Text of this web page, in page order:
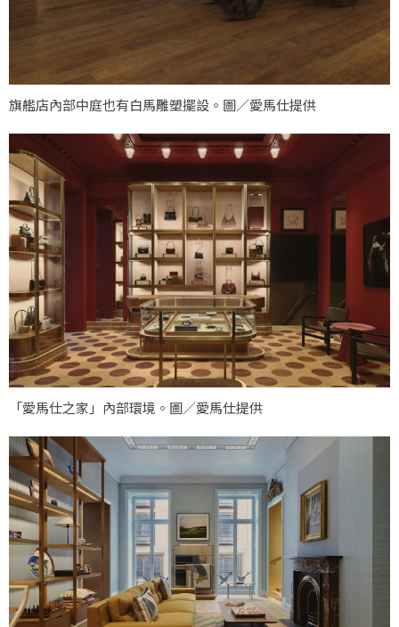
旗艦店內部中庭也有白馬雕塑擺設。圖／愛馬仕提供
「愛馬仕之家」內部環境。圖／愛馬仕提供